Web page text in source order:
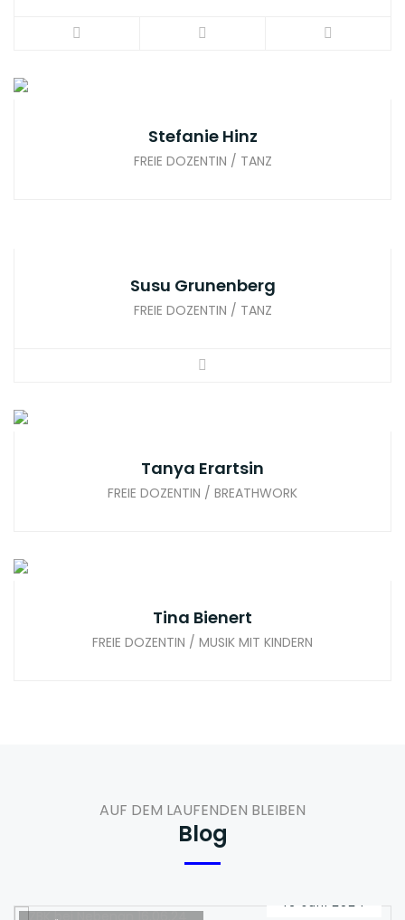
Stefanie Hinz
FREIE DOZENTIN / TANZ
Susu Grunenberg
FREIE DOZENTIN / TANZ
Tanya Erartsin
FREIE DOZENTIN / BREATHWORK
Tina Bienert
FREIE DOZENTIN / MUSIK MIT KINDERN
AUF DEM LAUFENDEN BLEIBEN
Blog
16 Juni 2024